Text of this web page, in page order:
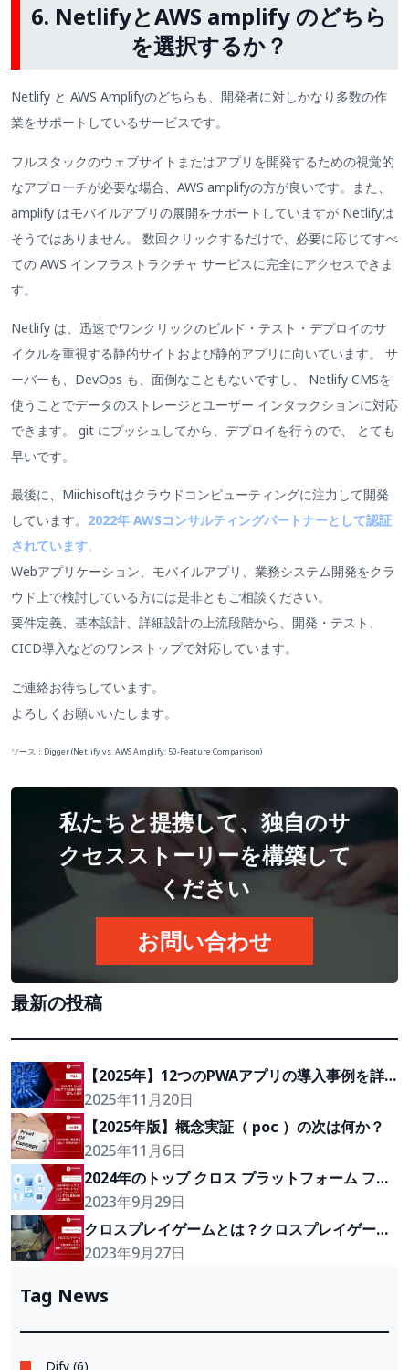
6. NetlifyとAWS amplify のどちら
を選択するか？
Netlify と AWS Amplifyのどちらも、開発者に対しかなり多数の作
業をサポートしているサービスです。
フルスタックのウェブサイトまたはアプリを開発するための視覚的
なアプローチが必要な場合、AWS amplifyの方が良いです。また、
amplify はモバイルアプリの展開をサポートしていますが Netlifyは
そうではありません。 数回クリックするだけで、必要に応じてすべ
ての AWS インフラストラクチャ サービスに完全にアクセスできま
す。
Netlify は、迅速でワンクリックのビルド・テスト・デプロイのサ
イクルを重視する静的サイトおよび静的アプリに向いています。 サ
ーバーも、DevOps も、面倒なこともないですし、 Netlify CMSを
使うことでデータのストレージとユーザー インタラクションに対応
できます。 git にプッシュしてから、デプロイを行うので、 とても
早いです。
最後に、Miichisoftはクラウドコンピューティングに注力して開発
しています。 2022年 AWSコンサルティングパートナーとして認証
されています。
Webアプリケーション、モバイルアプリ、業務システム開発をクラ
ウド上で検討している方には是非ともご相談ください。
要件定義、基本設計、詳細設計の上流段階から、開発・テスト、
CICD導入などのワンストップで対応しています。
ご連絡お待ちしています。
よろしくお願いいたします。
ソース：Digger (Netlify vs. AWS Amplify: 50-Feature Comparison)
私たちと提携して、独自のサ
クセスストーリーを構築して
ください
お問い合わせ
最新の投稿
【2025年】12つのPWAアプリの導入事例を詳
しく紹介
2025年11月20日
【2025年版】概念実証（ poc ）の次は何か？
2025年11月6日
2024年のトップ クロス プラットフォーム フレ
ーム ワーク：アプリ開発の優れた選択肢
2023年9月29日
クロスプレイゲームとは？クロスプレイゲーム
開発エンジンの紹介！
2023年9月27日
Tag News
Dify (6)